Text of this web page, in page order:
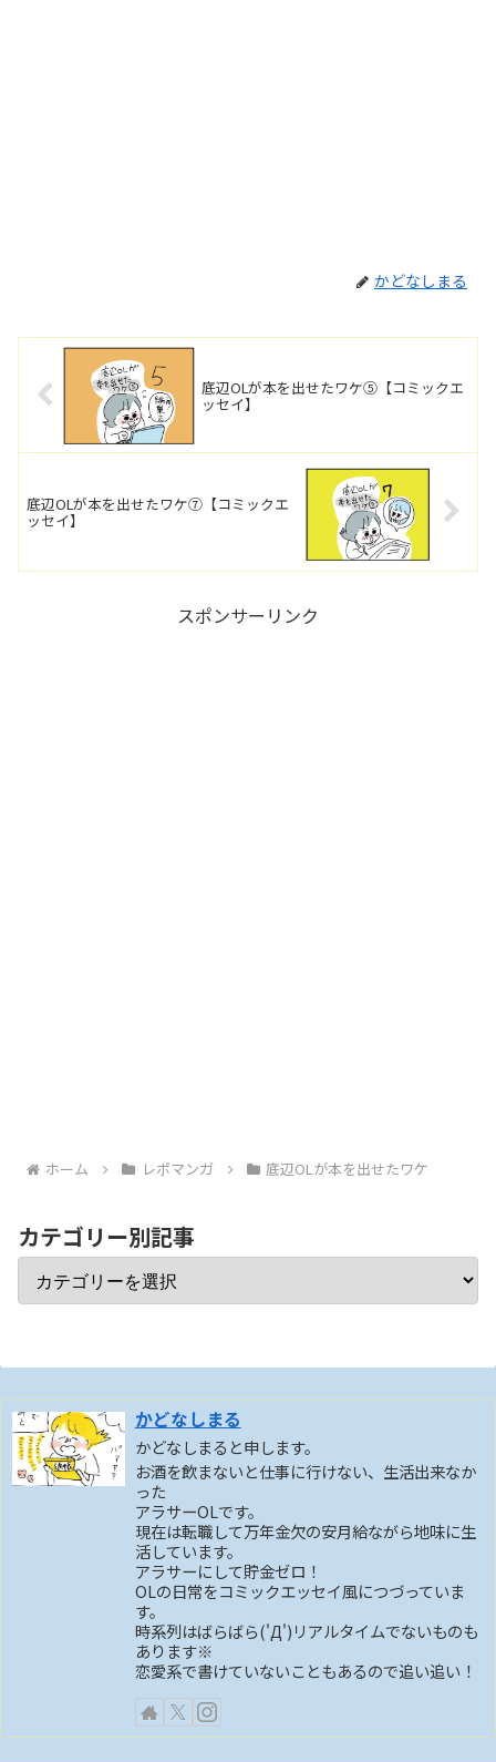
かどなしまる
底辺OLが本を出せたワケ⑤【コミックエ
ッセイ】
底辺OLが本を出せたワケ⑦【コミックエ
ッセイ】
スポンサーリンク
ホーム レポマンガ 底辺OLが本を出せたワケ
カテゴリー別記事
かどなしまる
かどなしまると申します。
お酒を飲まないと仕事に行けない、生活出来なか
った
アラサーOLです。
現在は転職して万年金欠の安月給ながら地味に生
活しています。
アラサーにして貯金ゼロ！
OLの日常をコミックエッセイ風につづっていま
す。
時系列はばらばら('Д')リアルタイムでないものも
あります※
恋愛系で書けていないこともあるので追い追い！